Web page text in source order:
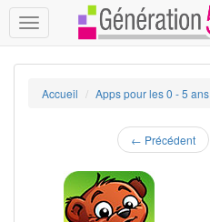
Toggle
navigation
Accueil Apps pour les 0 - 5 ans
← Précédent